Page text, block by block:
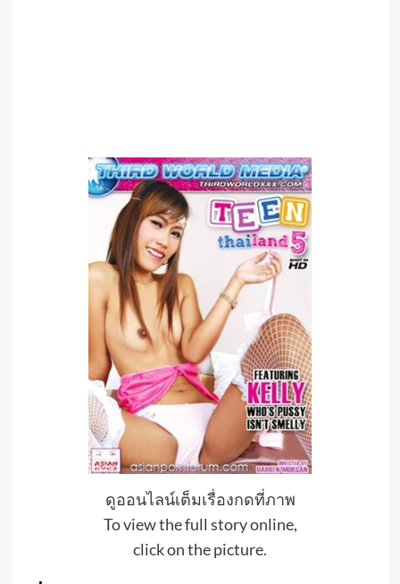
ดูออนไลน์เต็มเรื่องกดที่ภาพ
To view the full story online,
click on the picture.